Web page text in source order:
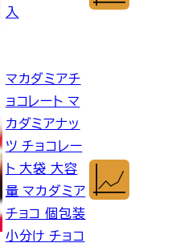
入
マカダミアチ
ョコレート マ
カダミアナッ
ツ チョコレー
ト 大袋 大容
量 マカダミア
チョコ 個包装
小分け チョコ